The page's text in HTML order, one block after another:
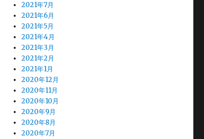
2021年7月
2021年6月
2021年5月
2021年4月
2021年3月
2021年2月
2021年1月
2020年12月
2020年11月
2020年10月
2020年9月
2020年8月
2020年7月